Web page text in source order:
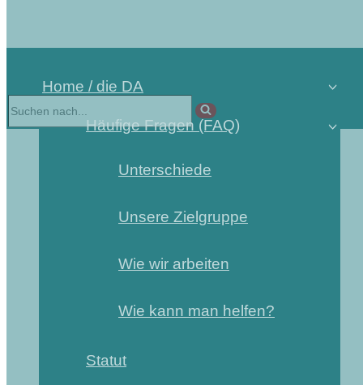
Home / die DA
Häufige Fragen (FAQ)
Unterschiede
Unsere Zielgruppe
Wie wir arbeiten
Wie kann man helfen?
Statut